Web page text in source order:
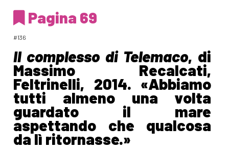
Pagina 69
#136
Il complesso di Telemaco, di
Massimo Recalcati,
Feltrinelli, 2014. «Abbiamo
tutti almeno una volta
guardato il mare
aspettando che qualcosa
da lì ritornasse.»